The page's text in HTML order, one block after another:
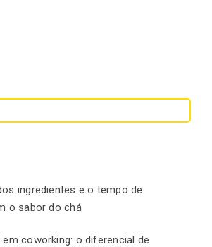
de compra
ingredientes e o tempo de
o sabor do chá
coworking: o diferencial de